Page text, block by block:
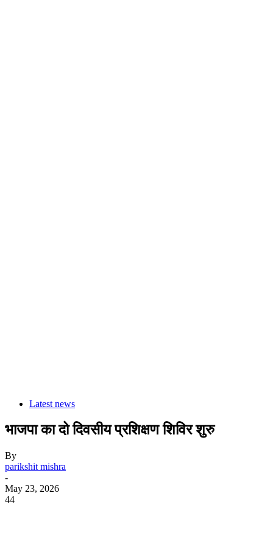
Latest news
भाजपा का दो दिवसीय प्रशिक्षण शिविर शुरु
By
parikshit mishra
-
May 23, 2026
44